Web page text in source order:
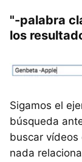
"-palabra
los
Sigamos el
búsqueda
buscar vídeos
nada